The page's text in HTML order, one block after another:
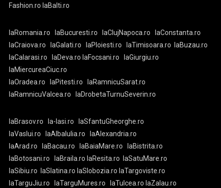
Fashion.ro laBalti.ro
laRomania.ro laBucuresti.ro laClujNapoca.ro
laConstanta.ro
laCraiova.ro
laGalati.ro laPloiesti.ro laTimisoara.ro
laBuzau.ro
laCalarasi.ro
laDeva.ro laFocsani.ro
laGiurgiu.ro
laMiercureaCiuc.ro
laOradea.ro
laPitesti.ro
laRamnicuSarat.ro
laRamnicuValcea.ro
laDrobetaTurnuSeverin.ro
laBrasov.ro la-Iasi.ro
laSfantuGheorghe.ro
laVaslui.ro
laAlbaIulia.ro
laAlexandria.ro
laArad.ro
laBacau.ro laBaiaMare.ro
laBistrita.ro
laBotosani.ro
laBraila.ro laResita.ro
laSatuMare.ro
laSibiu.ro
laSlatina.ro laSlobozia.ro laTargoviste.ro
laTarguJiu.ro
laTarguMures.ro laTulcea.ro laZalau.ro